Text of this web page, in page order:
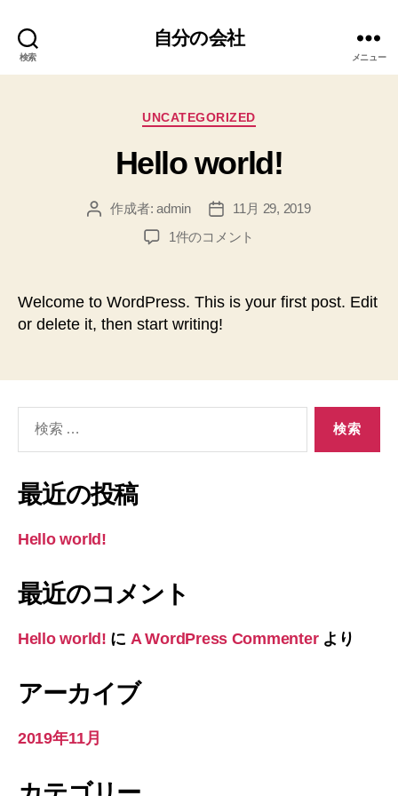
検索
自分の会社
メニュー
カ
ゴ
リ
UNCATEGORIZED
Hello world!
投
作成者:admin
投
稿
11月 29, 2019
Hello
1件のコメント
Welcome to WordPress. This is your first post. Edit
or delete it, then start writing!
象:
最近の投稿
Hello world!
最近のコメント
Hello world! に A WordPress Commenterより
アーカイブ
2019年11月